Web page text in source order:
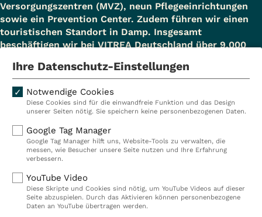
Versorgungszentren (MVZ), neun Pflegeeinrichtungen
sowie ein Prevention Center. Zudem führen wir einen
touristischen Standort in Damp. Insgesamt
beschäftigen wir bei VITREA Deutschland über 9.000
Kliniken
Ambulant
Reha
Prävention
Karriere
VITREA Deutschland
IMPRESSUM
Ihre Datenschutz-Einstellungen
Notwendige Cookies
Diese Cookies sind für die einwandfreie Funktion und das Design
unserer Seiten nötig. Sie speichern keine personenbezogenen Daten.
Google Tag Manager
Google Tag Manager hilft uns, Website-Tools zu verwalten, die
messen, wie Besucher unsere Seite nutzen und Ihre Erfahrung
verbessern.
YouTube Video
Diese Skripte und Cookies sind nötig, um YouTube Videos auf dieser
Seite abzuspielen. Durch das Aktivieren können personenbezogene
Daten an YouTube übertragen werden.